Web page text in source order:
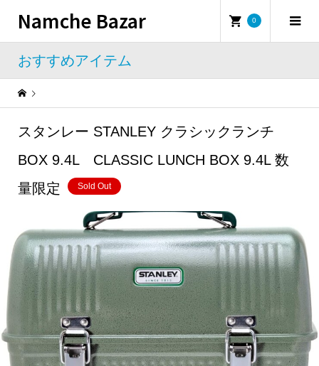
Namche Bazar 0
おすすめアイテム
スタンレー STANLEY クラシックランチ
BOX 9.4L CLASSIC LUNCH BOX 9.4L 数
量限定
Sold Out